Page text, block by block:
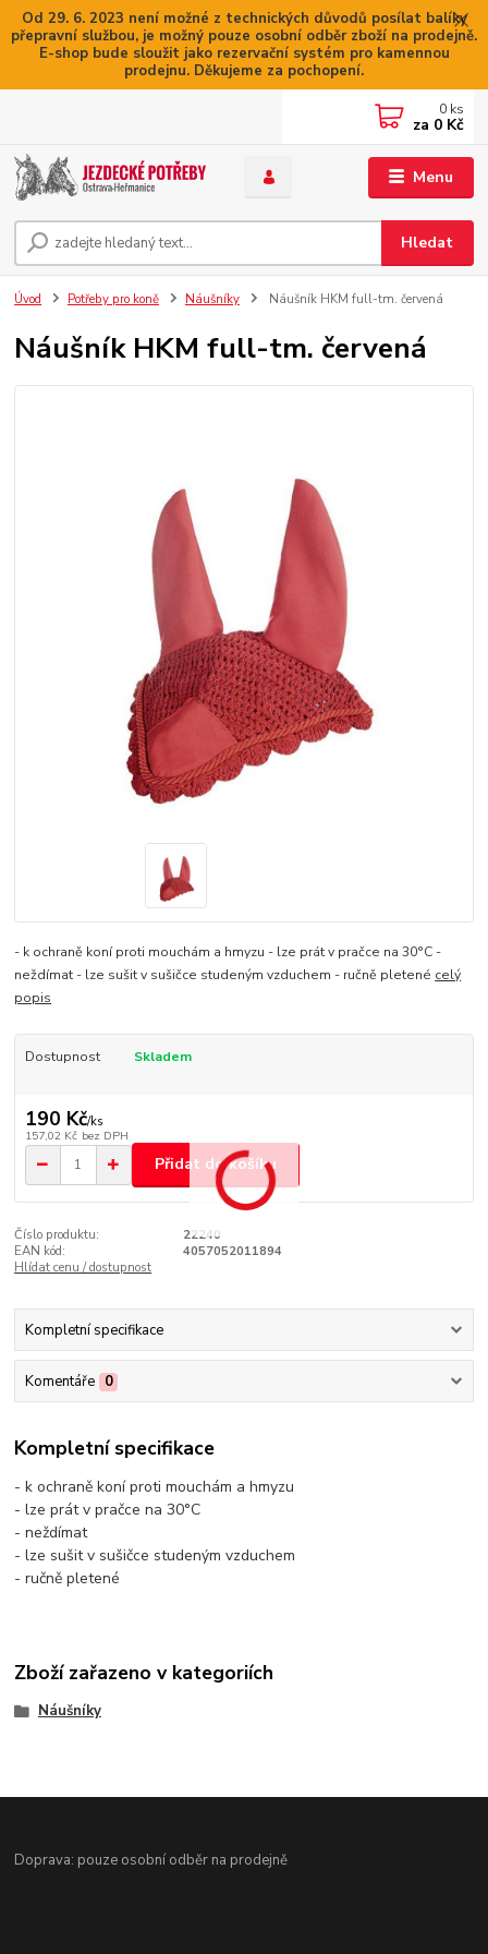
Od 29. 6. 2023 není možné z technických důvodů posílat balíky
přepravní službou, je možný pouze osobní odběr zboží na prodejně.
E-shop bude sloužit jako rezervační systém pro kamennou
prodejnu. Děkujeme za pochopení.
Menu
Hledat
0 ks
za 0 Kč
Úvod Potřeby pro koně Náušníky Náušník HKM full-tm. červená
Náušník HKM full-tm. červená
- k ochraně koní proti mouchám a hmyzu - lze prát v pračce na 30°C -
neždímat - lze sušit v sušičce studeným vzduchem - ručně pletené celý
popis
Dostupnost Skladem
190 Kč/ks
157,02 Kč bez DPH
Přidat do košíku
Číslo produktu:
22240
EAN kód:
4057052011894
Hlídat cenu / dostupnost
Kompletní specifikace
Komentáře 0
Kompletní specifikace
- k ochraně koní proti mouchám a hmyzu
- lze prát v pračce na 30°C
- neždímat
- lze sušit v sušičce studeným vzduchem
- ručně pletené
Zboží zařazeno v kategoriích
Náušníky
Doprava: pouze osobní odběr na prodejně